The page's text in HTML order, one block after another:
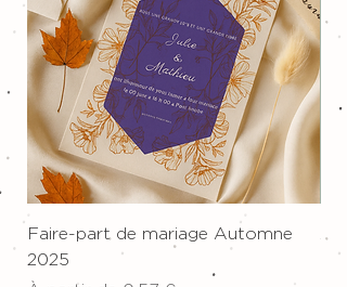
Faire-part de mariage Automne
2025